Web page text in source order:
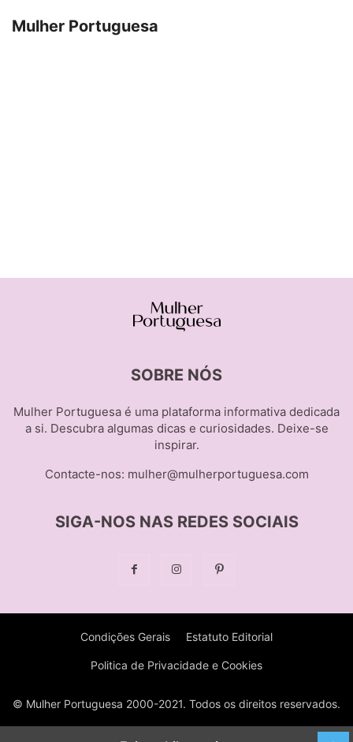
Mulher Portuguesa
SOBRE NÓS
Mulher Portuguesa é uma plataforma informativa dedicada
a si. Descubra algumas dicas e curiosidades. Deixe-se
inspirar.
Contacte-nos: mulher@mulherportuguesa.com
SIGA-NOS NAS REDES SOCIAIS
Condições Gerais Estatuto Editorial
Politica de Privacidade e Cookies
© Mulher Portuguesa 2000-2021. Todos os direitos reservados.